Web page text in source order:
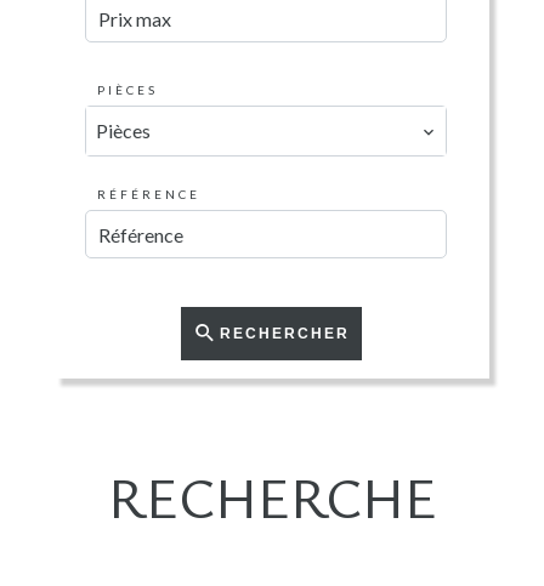
PIÈCES
Pièces
RÉFÉRENCE
RECHERCHER
RECHERCHE